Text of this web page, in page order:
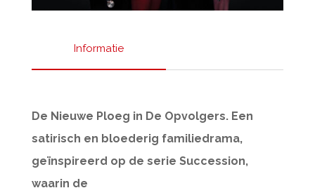
Informatie
De Nieuwe Ploeg in De Opvolgers. Een
satirisch en bloederig familiedrama,
geïnspireerd op de serie Succession,
waarin de